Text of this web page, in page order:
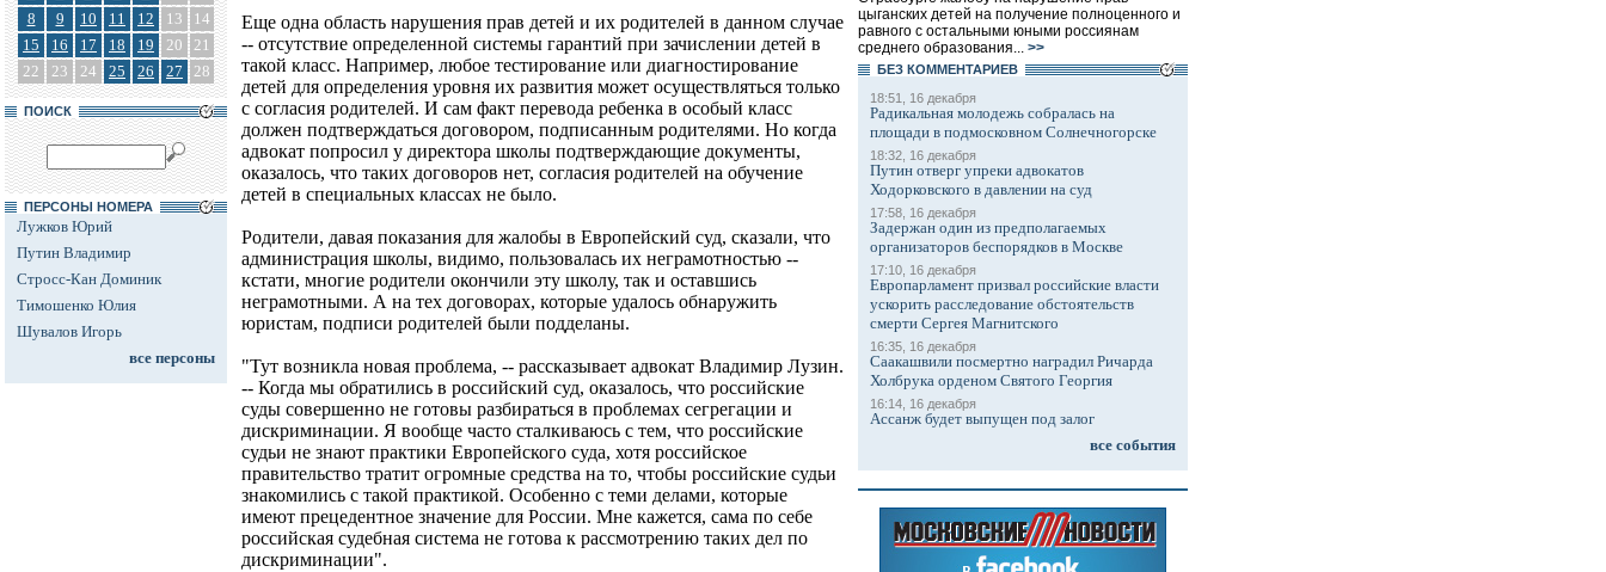
8
9 10 11 12 13
14
15
16 17 18 19 20
21
22
23 24 25 26 27 28
ПОИСК
ПЕРСОНЫ НОМЕРА
Лужков Юрий
Путин Владимир
Стросс-Кан Доминик
Тимошенко Юлия
Шувалов Игорь
все персоны
Еще одна область нарушения прав детей и их родителей в данном случае
-- отсутствие определенной системы гарантий при зачислении детей в
такой класс. Например, любое тестирование или диагностирование
детей для определения уровня их развития может осуществляться только
с согласия родителей. И сам факт перевода ребенка в особый класс
должен подтверждаться договором, подписанным родителями. Но когда
адвокат попросил у директора школы подтверждающие документы,
оказалось, что таких договоров нет, согласия родителей на обучение
детей в специальных классах не было.
Родители, давая показания для жалобы в Европейский суд, сказали, что
администрация школы, видимо, пользовалась их неграмотностью --
кстати, многие родители окончили эту школу, так и оставшись
неграмотными. А на тех договорах, которые удалось обнаружить
юристам, подписи родителей были подделаны.
"Тут возникла новая проблема, -- рассказывает адвокат Владимир Лузин.
-- Когда мы обратились в российский суд, оказалось, что российские
суды совершенно не готовы разбираться в проблемах сегрегации и
дискриминации. Я вообще часто сталкиваюсь с тем, что российские
судьи не знают практики Европейского суда, хотя российское
правительство тратит огромные средства на то, чтобы российские судьи
знакомились с такой практикой. Особенно с теми делами, которые
имеют прецедентное значение для России. Мне кажется, сама по себе
российская судебная система не готова к рассмотрению таких дел по
дискриминации".
цыганских детей на получение полноценного и
равного с остальными юными россиянам
среднего образования... >>
БЕЗ КОМMЕНТАРИЕВ
18:51, 16 декабря
Радикальная молодежь собралась на
площади в подмосковном Солнечногорске
18:32, 16 декабря
Путин отверг упреки адвокатов
Ходорковского в давлении на суд
17:58, 16 декабря
Задержан один из предполагаемых
организаторов беспорядков в Москве
17:10, 16 декабря
Европарламент призвал российские власти
ускорить расследование обстоятельств
смерти Сергея Магнитского
16:35, 16 декабря
Саакашвили посмертно наградил Ричарда
Холбрука орденом Святого Георгия
16:14, 16 декабря
Ассанж будет выпущен под залог
все события